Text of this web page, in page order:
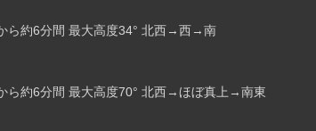
ら約6分間 最大高度34° 北西→西→南
ら約6分間 最大高度70° 北西→ほぼ真上→南東